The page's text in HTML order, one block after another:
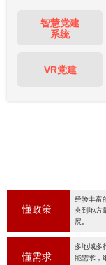
智慧党建
系统
VR党建
懂政策
经验丰富
央到地方
展。
懂需求
多地域多
能需求，